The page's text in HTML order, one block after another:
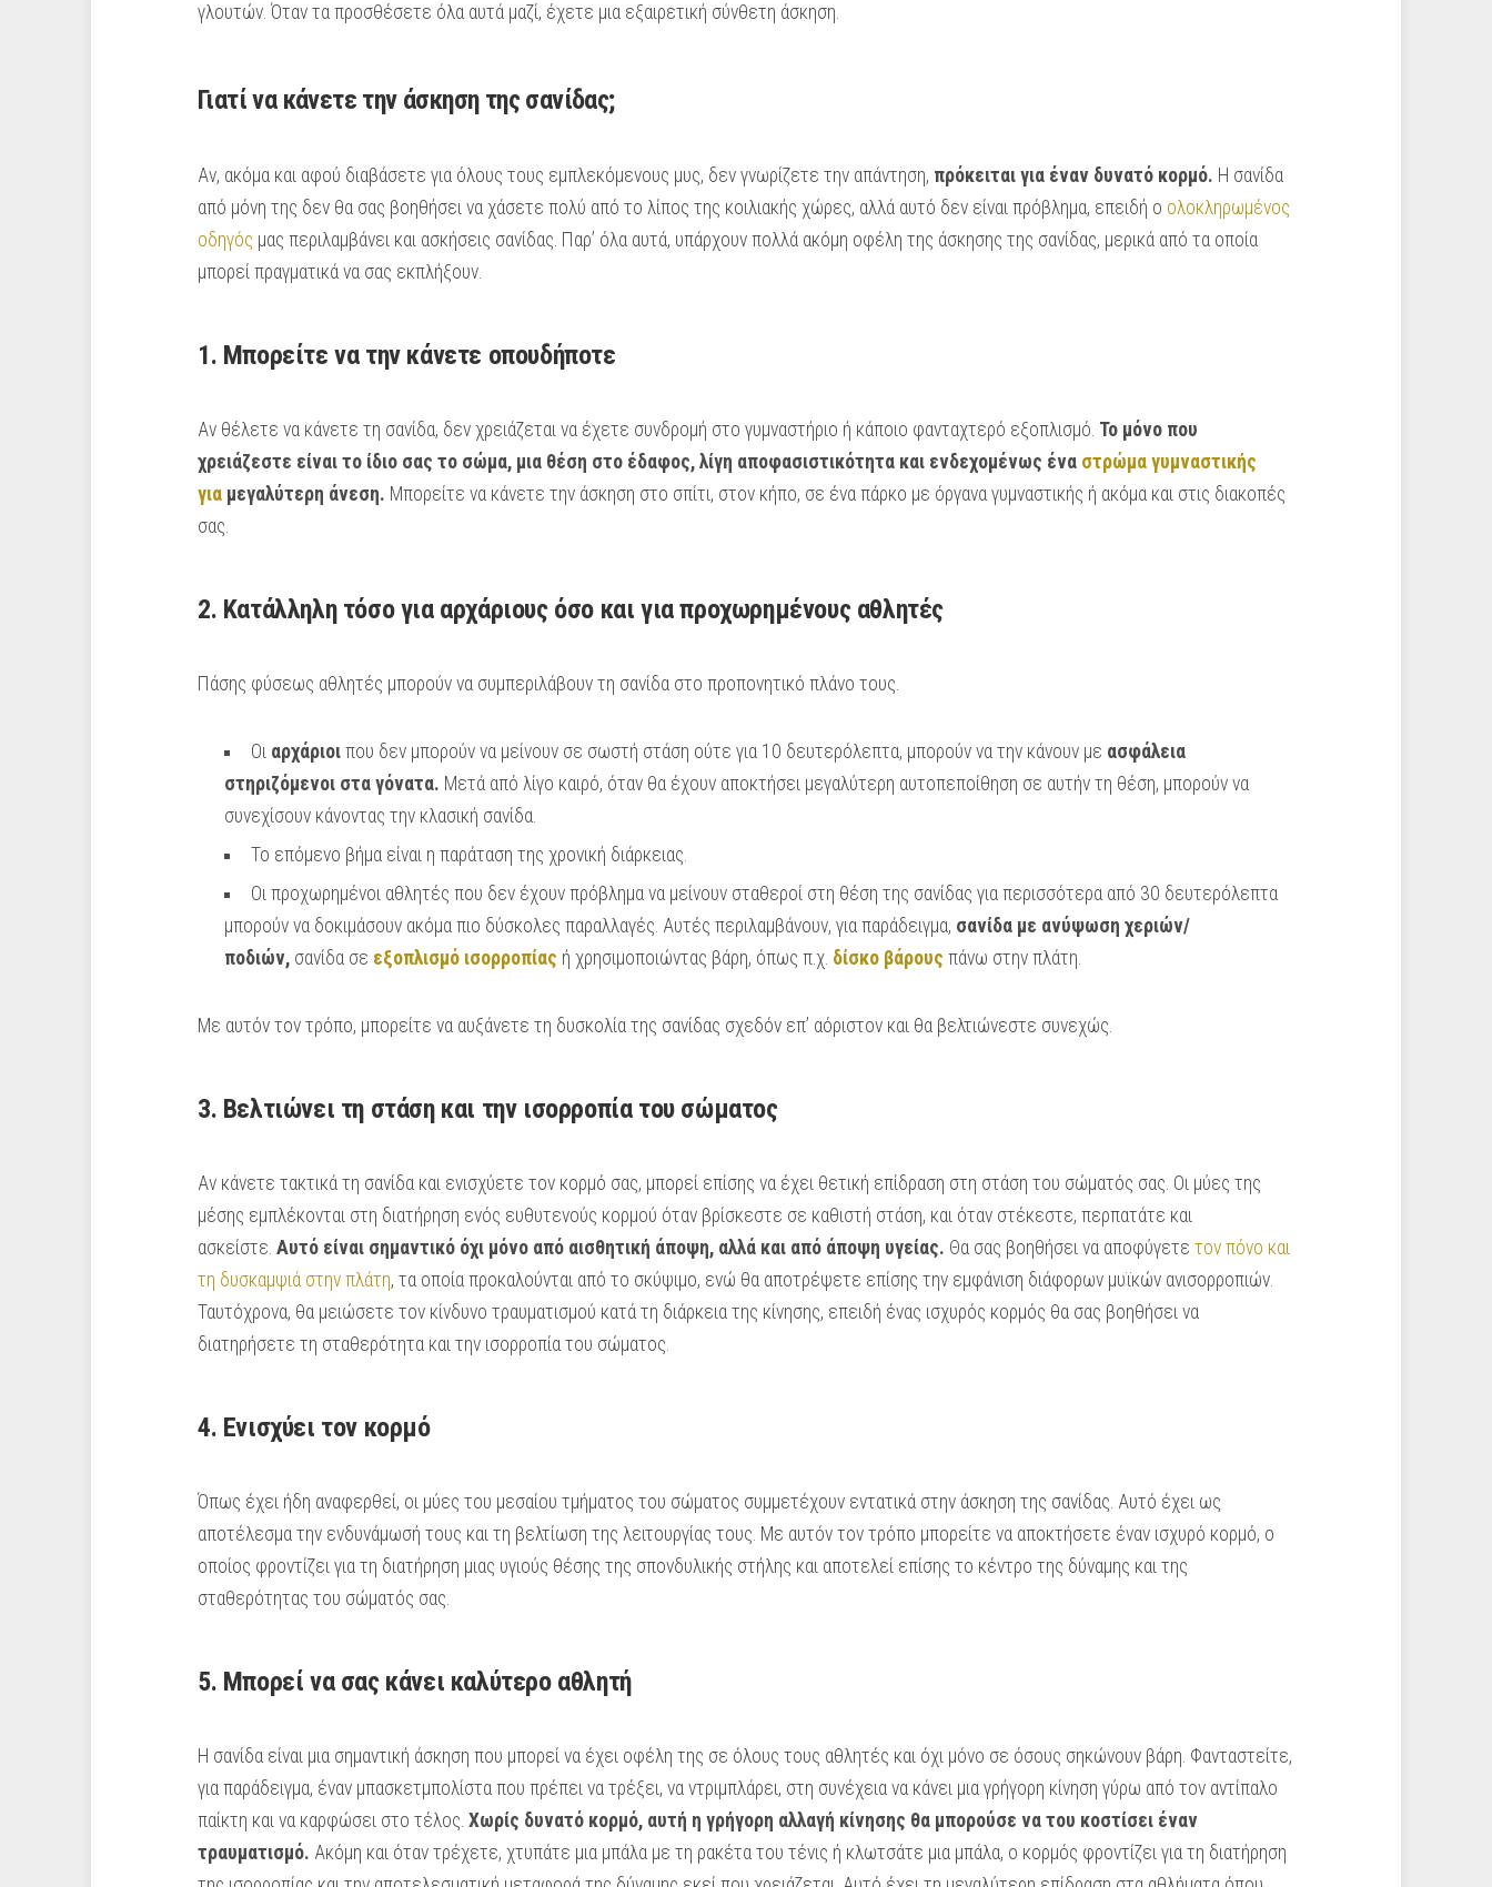
γλουτών. Όταν τα προσθέσετε όλα αυτά μαζί, έχετε μια εξαιρετική σύνθετη άσκηση.
Γιατί να κάνετε την άσκηση της σανίδας;
Αν, ακόμα και αφού διαβάσετε για όλους τους εμπλεκόμενους μυς, δεν γνωρίζετε την απάντηση, πρόκειται για έναν δυνατό κορμό. Η σανίδα
από μόνη της δεν θα σας βοηθήσει να χάσετε πολύ από το λίπος της κοιλιακής χώρες, αλλά αυτό δεν είναι πρόβλημα, επειδή ο ολοκληρωμένος
οδηγός μας περιλαμβάνει και ασκήσεις σανίδας. Παρ’ όλα αυτά, υπάρχουν πολλά ακόμη οφέλη της άσκησης της σανίδας, μερικά από τα οποία
μπορεί πραγματικά να σας εκπλήξουν.
1. Μπορείτε να την κάνετε οπουδήποτε
Αν θέλετε να κάνετε τη σανίδα, δεν χρειάζεται να έχετε συνδρομή στο γυμναστήριο ή κάποιο φανταχτερό εξοπλισμό. Το μόνο που
χρειάζεστε είναι το ίδιο σας το σώμα, μια θέση στο έδαφος, λίγη αποφασιστικότητα και ενδεχομένως ένα στρώμα γυμναστικής
για μεγαλύτερη άνεση. Μπορείτε να κάνετε την άσκηση στο σπίτι, στον κήπο, σε ένα πάρκο με όργανα γυμναστικής ή ακόμα και στις διακοπές
σας.
2. Κατάλληλη τόσο για αρχάριους όσο και για προχωρημένους αθλητές
Πάσης φύσεως αθλητές μπορούν να συμπεριλάβουν τη σανίδα στο προπονητικό πλάνο τους.
Οι αρχάριοιπου δεν μπορούν να μείνουν σε σωστή στάση ούτε για 10 δευτερόλεπτα, μπορούν να την κάνουν με ασφάλεια
στηριζόμενοι στα γόνατα. Μετά από λίγο καιρό, όταν θα έχουν αποκτήσει μεγαλύτερη αυτοπεποίθηση σε αυτήν τη θέση, μπορούν να
συνεχίσουν κάνοντας την κλασική σανίδα.
Το επόμενο βήμα είναι η παράταση της χρονική διάρκειας.
Οι προχωρημένοι αθλητές που δεν έχουν πρόβλημα να μείνουν σταθεροί στη θέση της σανίδας για περισσότερα από 30 δευτερόλεπτα
μπορούν να δοκιμάσουν ακόμα πιο δύσκολες παραλλαγές. Αυτές περιλαμβάνουν, για παράδειγμα, σανίδα με ανύψωση χεριών/
ποδιών, σανίδα σε εξοπλισμό ισορροπίας ή χρησιμοποιώντας βάρη, όπως π.χ. δίσκο βάρους πάνω στην πλάτη.
Με αυτόν τον τρόπο, μπορείτε να αυξάνετε τη δυσκολία της σανίδας σχεδόν επ’ αόριστον και θα βελτιώνεστε συνεχώς.
3. Βελτιώνει τη στάση και την ισορροπία του σώματος
Αν κάνετε τακτικά τη σανίδα και ενισχύετε τον κορμό σας, μπορεί επίσης να έχει θετική επίδραση στη στάση του σώματός σας. Οι μύες της
μέσης εμπλέκονται στη διατήρηση ενός ευθυτενούς κορμού όταν βρίσκεστε σε καθιστή στάση, και όταν στέκεστε, περπατάτε και
ασκείστε. Αυτό είναι σημαντικό όχι μόνο από αισθητική άποψη, αλλά και από άποψη υγείας. Θα σας βοηθήσει να αποφύγετε τον πόνο και
τη δυσκαμψιά στην πλάτη, τα οποία προκαλούνται από το σκύψιμο, ενώ θα αποτρέψετε επίσης την εμφάνιση διάφορων μυϊκών ανισορροπιών.
Ταυτόχρονα, θα μειώσετε τον κίνδυνο τραυματισμού κατά τη διάρκεια της κίνησης, επειδή ένας ισχυρός κορμός θα σας βοηθήσει να
διατηρήσετε τη σταθερότητα και την ισορροπία του σώματος.
4. Ενισχύει τον κορμό
Όπως έχει ήδη αναφερθεί, οι μύες του μεσαίου τμήματος του σώματος συμμετέχουν εντατικά στην άσκηση της σανίδας. Αυτό έχει ως
αποτέλεσμα την ενδυνάμωσή τους και τη βελτίωση της λειτουργίας τους. Με αυτόν τον τρόπο μπορείτε να αποκτήσετε έναν ισχυρό κορμό, ο
οποίος φροντίζει για τη διατήρηση μιας υγιούς θέσης της σπονδυλικής στήλης και αποτελεί επίσης το κέντρο της δύναμης και της
σταθερότητας του σώματός σας.
5. Μπορεί να σας κάνει καλύτερο αθλητή
Η σανίδα είναι μια σημαντική άσκηση που μπορεί να έχει οφέλη της σε όλους τους αθλητές και όχι μόνο σε όσους σηκώνουν βάρη. Φανταστείτε,
για παράδειγμα, έναν μπασκετμπολίστα που πρέπει να τρέξει, να ντριμπλάρει, στη συνέχεια να κάνει μια γρήγορη κίνηση γύρω από τον αντίπαλο
παίκτη και να καρφώσει στο τέλος. Χωρίς δυνατό κορμό, αυτή η γρήγορη αλλαγή κίνησης θα μπορούσε να του κοστίσει έναν
τραυματισμό. Ακόμη και όταν τρέχετε, χτυπάτε μια μπάλα με τη ρακέτα του τένις ή κλωτσάτε μια μπάλα, ο κορμός φροντίζει για τη διατήρηση